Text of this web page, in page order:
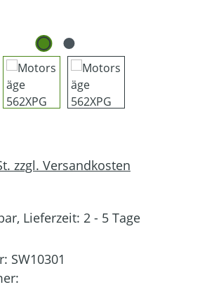
zzgl. Versandkosten
Lieferzeit: 2 - 5 Tage
SW10301